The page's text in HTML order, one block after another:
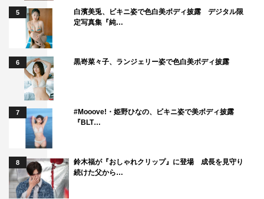
収録後のインタビューで、香取は「マツケンサンバ」につ
いて、「自分の歌のようにいっぱい歌わせていただいた曲
かったですね。やっぱりサンバはいいですよ。暑かった
り、ぐでっとしたりしてしまう瞬間でも、パーッと明るく
なって、スカッとします」と楽曲の魅力を語る。
5
白濱美兎、ビキニ姿で色白美ボディ披露 デジタル限
定写真集『純…
6 黒嵜菜々子、ランジェリー姿で色白美ボディ披露
7
#Mooove!・姫野ひなの、ビキニ姿で美ボディ披露
『BLT…
8
鈴木福が『おしゃれクリップ』に登場 成長を見守り
続けた父から…